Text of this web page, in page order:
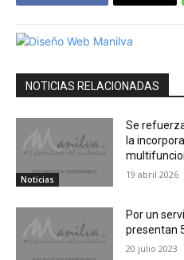
NOTICIAS RELACIONADAS
Noticias
Se
la
19 abril 2026
Por un
presentan
20 julio 2023